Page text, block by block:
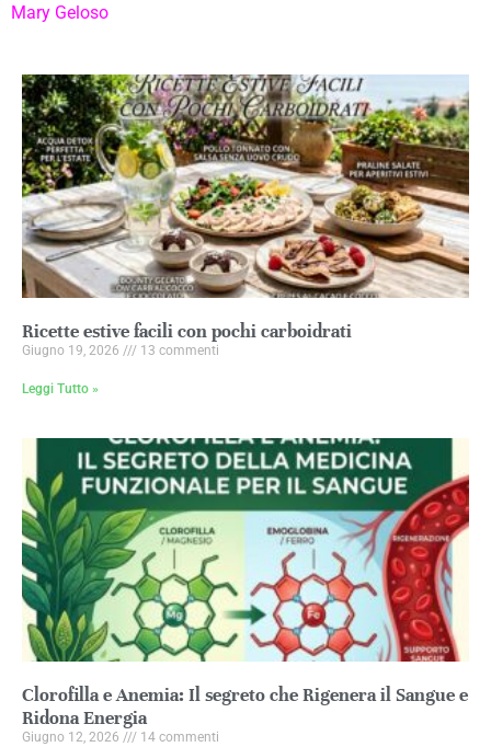
Mary Geloso
Ricette estive facili con pochi carboidrati
Giugno 19, 2026 13 commenti
Leggi Tutto »
Clorofilla e Anemia: Il segreto che Rigenera il Sangue e
Ridona Energia
Giugno 12, 2026 14 commenti